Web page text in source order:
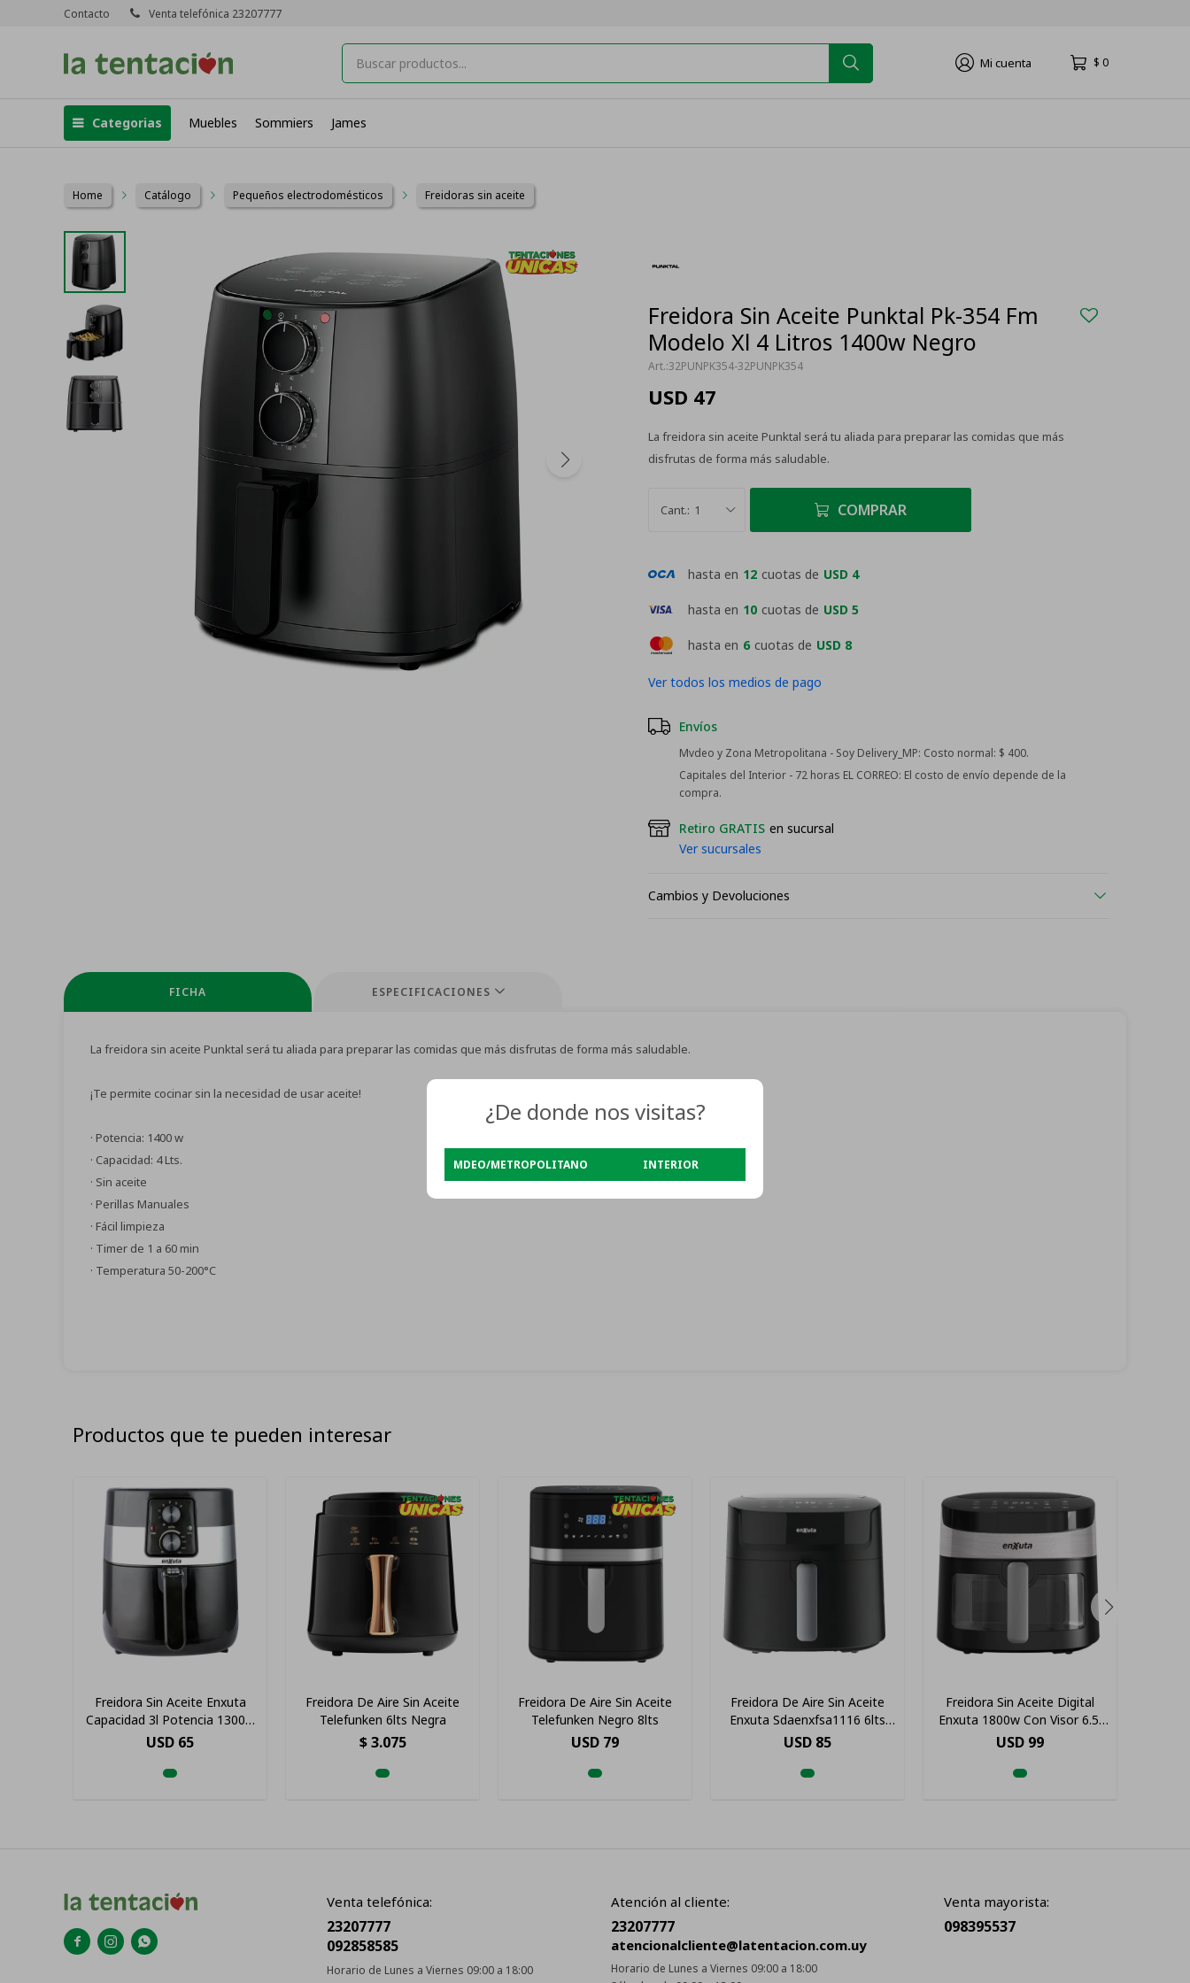
Categorias Muebles Sommiers James
$ 0
Contacto Venta telefónica 23207777
Home Catálogo Pequeños electrodomésticos Freidoras sin aceite
Freidora Sin Aceite Punktal Pk-354 Fm
Modelo Xl 4 Litros 1400w Negro
32PUNPK354-32PUNPK354
USD 47
La freidora sin aceite Punktal será tu aliada para preparar las comidas que más
disfrutas de forma más saludable.
1 COMPRAR
hasta en 6 cuotas de USD 8
hasta en 12 cuotas de USD 4
hasta en 10 cuotas de USD 5
Ver todos los medios de pago
Envíos
Mvdeo y Zona Metropolitana - Soy Delivery_MP: Costo normal: $ 400.
Capitales del Interior - 72 horas EL CORREO: El costo de envío depende de la
compra.
Retiro GRATIS en sucursal
Ver sucursales
Cambios y Devoluciones
FICHA ESPECIFICACIONES
La freidora sin aceite Punktal será tu aliada para preparar las comidas que más disfrutas de forma más saludable.
¡Te permite cocinar sin la necesidad de usar aceite!
· Potencia: 1400 w
· Capacidad: 4 Lts.
· Sin aceite
· Perillas Manuales
· Fácil limpieza
· Timer de 1 a 60 min
· Temperatura 50-200°C
Productos que te pueden interesar
Freidora Sin Aceite Enxuta
Capacidad 3l Potencia 1300w
Color Negro
USD 65
Freidora De Aire Sin Aceite
Telefunken 6lts Negra
$ 3.075
Freidora De Aire Sin Aceite
Telefunken Negro 8lts
USD 79
Freidora De Aire Sin Aceite
Enxuta Sdaenxfsa1116 6lts
Touch Color Negro
USD 85
Freidora Sin Aceite Digital
Enxuta 1800w Con Visor 6.5l
Color Negro
USD 99
  
Venta telefónica:
23207777
092858585
Horario de Lunes a Viernes 09:00 a 18:00
Atención al cliente:
23207777
atencionalcliente@latentacion.com.uy
Horario de Lunes a Viernes 09:00 a 18:00
Venta mayorista:
098395537
¿De donde nos visitas?
MDEO/METROPOLITANO INTERIOR